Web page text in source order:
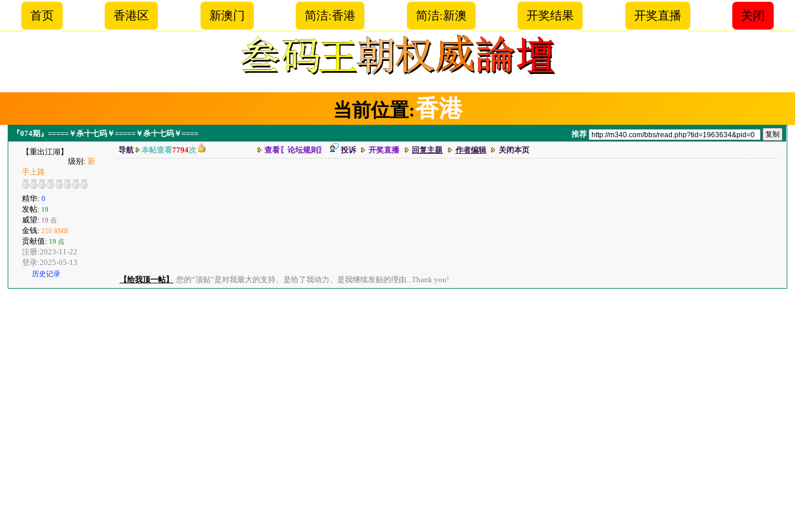
首页 香港区 新澳门 简洁:香港 简洁:新澳 开奖结果 开奖直播 关闭
当前位置:香港
『074期』=====￥杀十七码￥=====￥杀十七码￥==== 推荐
【重出江湖】
级别: 新
手上路
精华:0
发帖: 19
威望: 19 点
金钱:210 RMB
贡献值: 19 点
注册:2023-11-22
登录:2025-05-13
历史记录
导航 本帖查看7794次 查看〖论坛规则〗 投诉 开奖直播 回复主题 作者编辑 关闭本页
【给我顶一帖】 您的“顶贴”是对我最大的支持、是给了我动力、是我继续发贴的理由...Thank you!